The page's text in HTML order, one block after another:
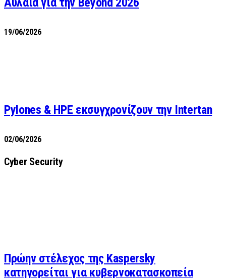
19/06/2026
Pylones & HPE εκσυγχρονίζουν την Intertan
02/06/2026
Cyber Security
Πρώην στέλεχος της Kaspersky
κατηγορείται για κυβερνοκατασκοπεία